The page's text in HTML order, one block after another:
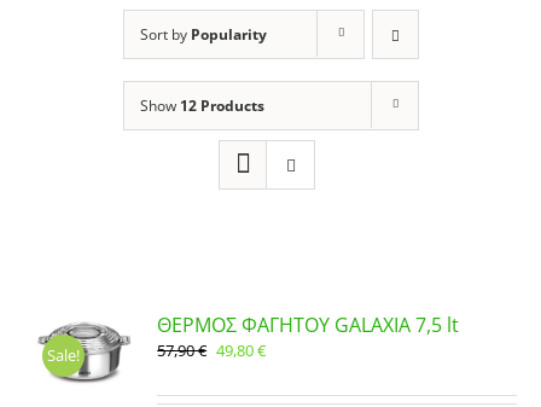
Sort by Popularity
Show 12 Products
Sale!
ΘΕΡΜΟΣ ΦΑΓΗΤΟΥ GALAXIA 7,5 lt
57,90€ Original
was:
49,80€Η
τιμή